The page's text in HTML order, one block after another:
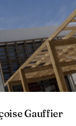
Gauffier